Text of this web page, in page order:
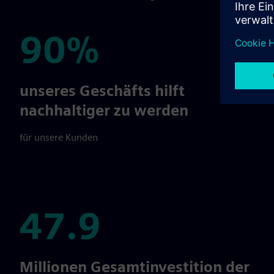
90%
90%
unseres Geschäfts hilft
nachhaltiger zu werden
für unsere Kunden
47.9
47.9
Millionen Gesamtinvestition der